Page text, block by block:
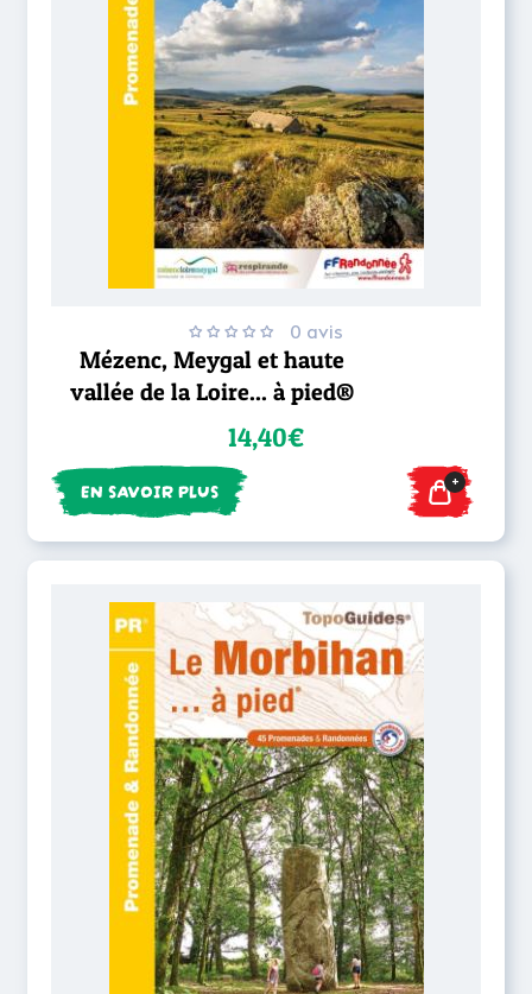
0 avis
Mézenc, Meygal et haute
vallée de la Loire... à pied®
14,40€
EN SAVOIR PLUS +